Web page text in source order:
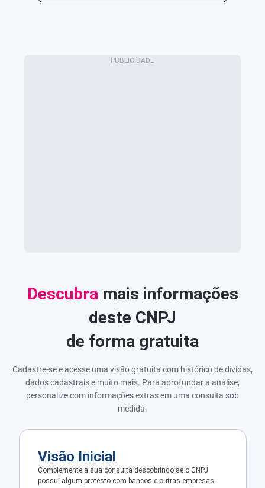
Descubra mais informações
deste CNPJ
de forma gratuita
Cadastre-se e acesse uma visão gratuita com histórico de dívidas,
dados cadastrais e muito mais. Para aprofundar a análise,
personalize com informações extras em uma consulta sob
medida.
Visão Inicial
Complemente a sua consulta descobrindo se o CNPJ
possui algum protesto com bancos e outras empresas.